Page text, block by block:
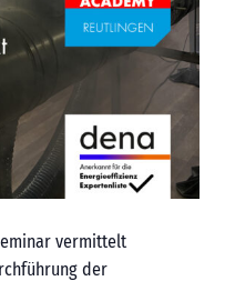
vermittelt
der